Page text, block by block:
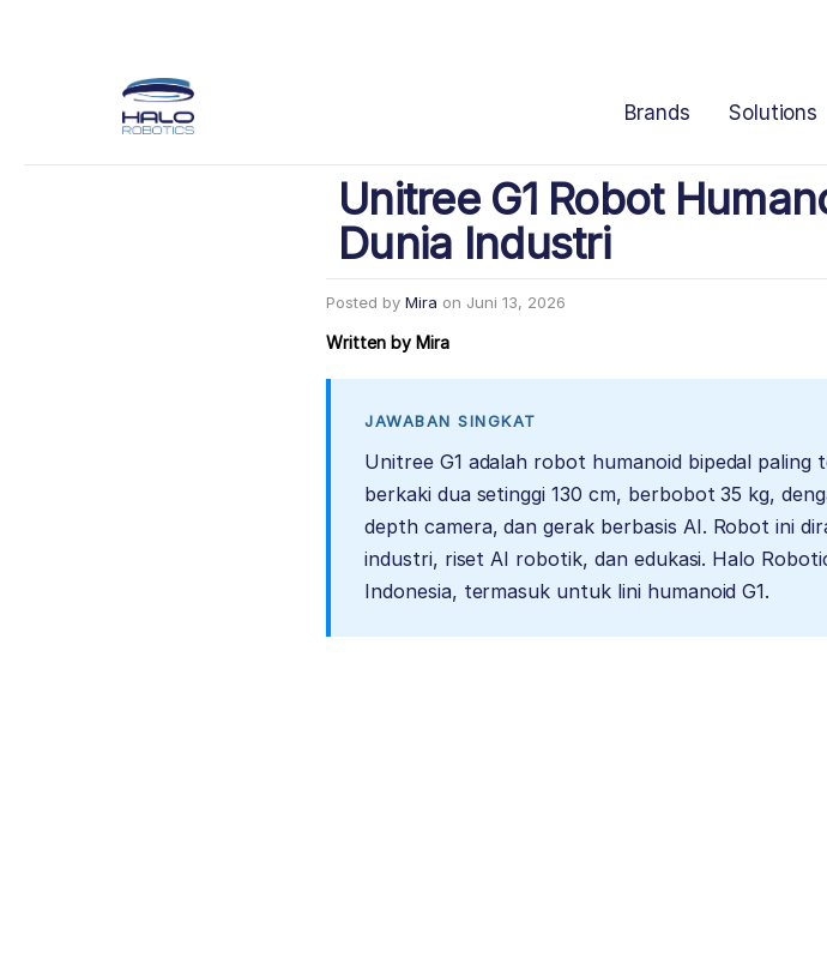
Brands Solutions
Unitree G1 Robot
Dunia Industri
Posted by Mira on Juni 13, 2026
Written by Mira
JAWABAN SINGKAT
Unitree G1 adalah robot humanoid bipedal
berkaki dua setinggi 130 cm, berbobot 35 kg,
depth camera, dan gerak berbasis AI. Robot ini
industri, riset AI robotik, dan edukasi. Halo
Indonesia, termasuk untuk lini humanoid G1.